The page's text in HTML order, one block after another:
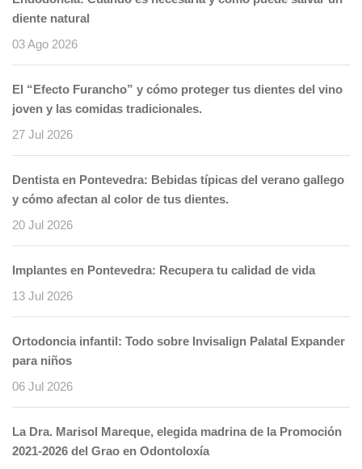
diente natural
03 Ago 2026
El “Efecto Furancho” y cómo proteger tus dientes del vino
joven y las comidas tradicionales.
27 Jul 2026
Dentista en Pontevedra: Bebidas típicas del verano gallego
y cómo afectan al color de tus dientes.
20 Jul 2026
Implantes en Pontevedra: Recupera tu calidad de vida
13 Jul 2026
Ortodoncia infantil: Todo sobre Invisalign Palatal Expander
para niños
06 Jul 2026
La Dra. Marisol Mareque, elegida madrina de la Promoción
2021-2026 del Grao en Odontoloxía